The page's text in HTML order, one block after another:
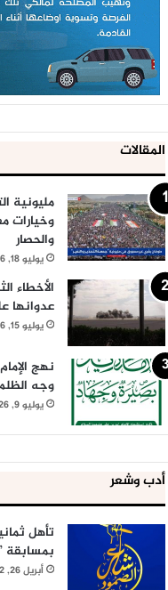
المقالات
مليونية
وخيارات
والحصار
يوليو 18, 2026
الأخطاء
عدوانها
يوليو 15, 2026
نهج
وجه
يوليو 9, 2026
أدب وشعر
تأهل
بمسابقة
أبريل 26, 2022